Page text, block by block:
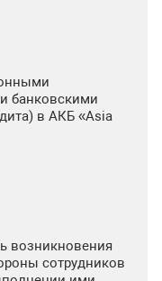
банковскими
в АКБ «Asia
возникновения
сотрудников